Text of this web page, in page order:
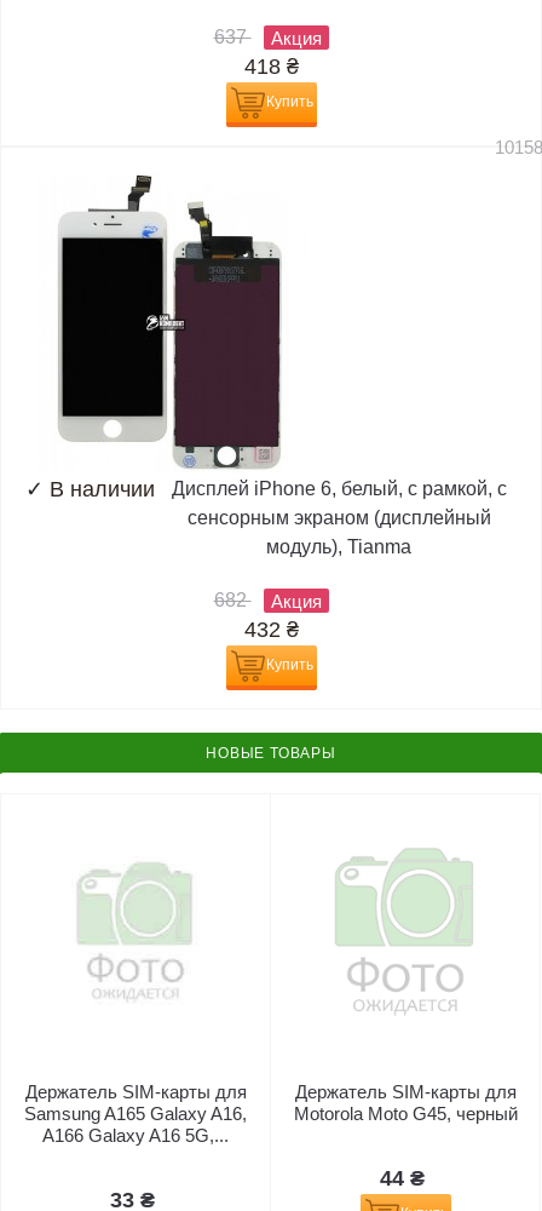
637 Акция
418 ₴
Купить
✓ В наличии
Дисплей iPhone 6, белый, с рамкой, с
сенсорным экраном (дисплейный
модуль), Tianma
682 Акция
432 ₴
Купить
НОВЫЕ ТОВАРЫ
Держатель SIM-карты для
Samsung A165 Galaxy A16,
A166 Galaxy A16 5G,...
33 ₴
Держатель SIM-карты для
Motorola Moto G45, черный
44 ₴